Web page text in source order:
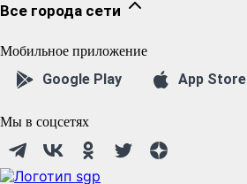
Все города сети
Мобильное приложение
Google Play App Store
Мы в соцсетях